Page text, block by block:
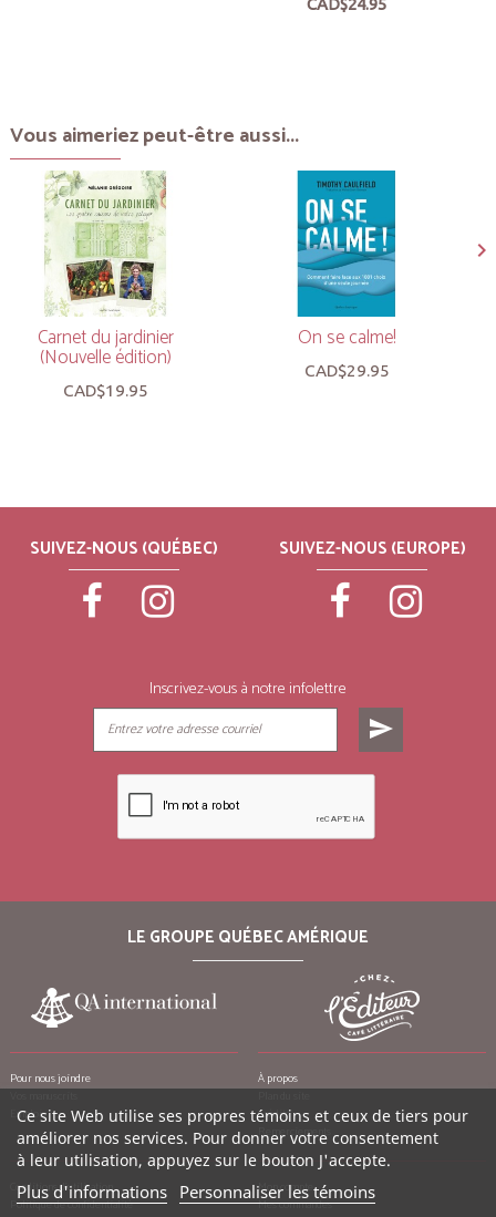
CAD$24.95
Vous aimeriez peut-être aussi...
Carnet du jardinier
(Nouvelle édition)
CAD$19.95
On se calme!
CAD$29.95
SUIVEZ-NOUS (QUÉBEC) SUIVEZ-NOUS (EUROPE)
Inscrivez-vous à notre infolettre
send
LE GROUPE QUÉBEC AMÉRIQUE
Pour nous joindre
Emplois
À propos
Crédits
Remerciements
Conditions d’utilisation
Politique de confidentialité
Mon compte
Mes commandes
Ce site Web utilise ses propres témoins et ceux de tiers pour
améliorer nos services. Pour donner votre consentement
à leur utilisation, appuyez sur le bouton J'accepte.
Plus d'informations Personnaliser les témoins